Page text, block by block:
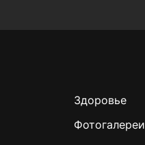
Здоровье
Фотогалереи